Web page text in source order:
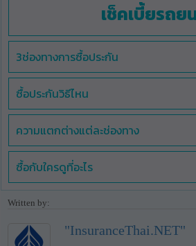
เช็คเบี้ยรถย
3ช่องทางการซื้อประกัน
ซื้อประกันวิธีไหน
ความแตกต่างแต่ละช่องทาง
ซื้อกับใครดูที่อะไร
Written by:
"InsuranceThai.NET"